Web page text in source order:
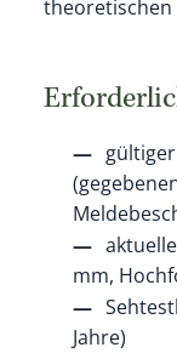
theoretischen
mm,
Jahre)